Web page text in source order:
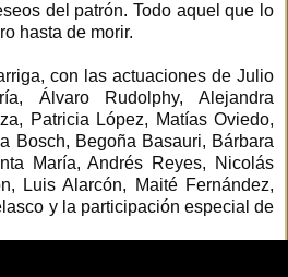
del patrón. Todo aquel que lo
hasta de morir.
con las actuaciones de Julio
Álvaro Rudolphy, Alejandra
Patricia López, Matías Oviedo,
Bosch, Begoña Basauri, Bárbara
María, Andrés Reyes, Nicolás
Luis Alarcón, Maité Fernández,
y la participación especial de